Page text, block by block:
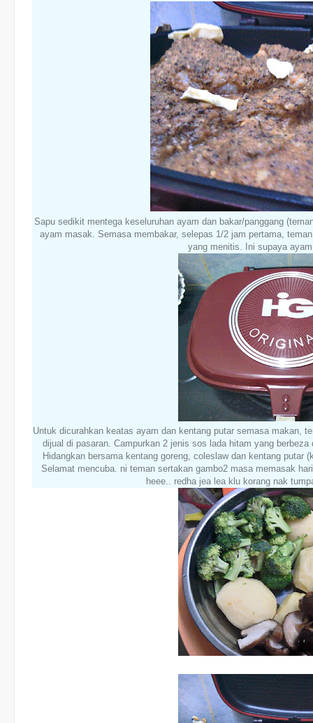
Sapu sedikit mentega keseluruhan ayam dan bakar/panggang
ayam masak. Semasa membakar, selepas 1/2 jam pertama,
yang menitis. Ini supaya
Untuk dicurahkan keatas ayam dan kentang putar semasa makan,
dijual di pasaran. Campurkan 2 jenis sos lada hitam yang
Hidangkan bersama kentang goreng, coleslaw dan kentang putar
Selamat mencuba. ni teman sertakan gambo2 masa memasak
heee.. redha jea lea klu korang nak